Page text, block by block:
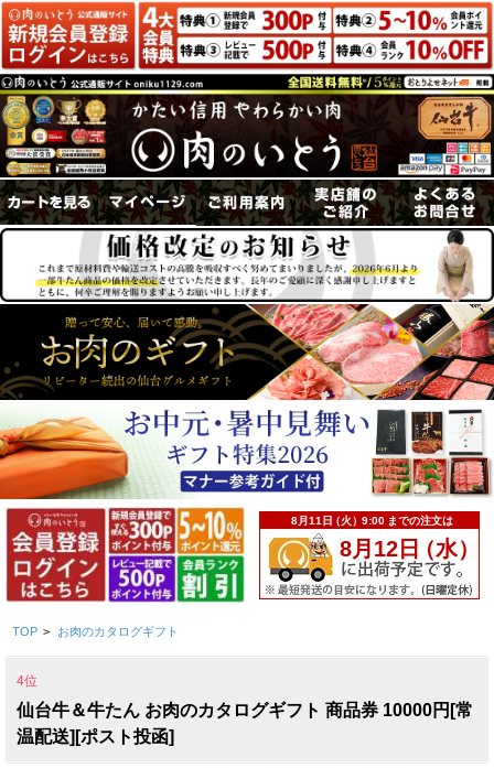
TOP > お肉のカタログギフト
4位
仙台牛＆牛たん お肉のカタログギフト 商品券 10000円[常
温配送][ポスト投函]